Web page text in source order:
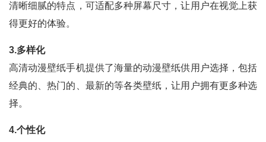
清晰细腻的特点，可适配多种屏幕尺寸，让用户在视觉上获
得更好的体验。
3.多样化
高清动漫壁纸手机提供了海量的动漫壁纸供用户选择，包括
经典的、热门的、最新的等各类壁纸，让用户拥有更多种选
择。
4.个性化